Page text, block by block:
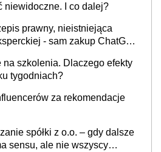
niewidoczne. I co dalej?
prawny, nieistniejąca
- sam zakup ChatGPT
na szkolenia. Dlaczego efekty
tygodniach?
za rekomendacje
spółki z o.o. – gdy dalsze
sensu, ale nie wszyscy